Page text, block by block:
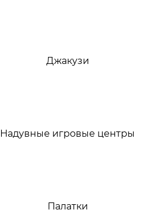
Джакузи
Надувные игровые центры
Палатки